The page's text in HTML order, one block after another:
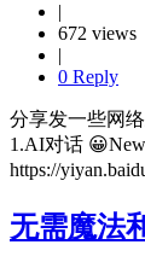
|
672 views
|
0 Reply
分享发一些网
1.AI对话
https://
无需魔法